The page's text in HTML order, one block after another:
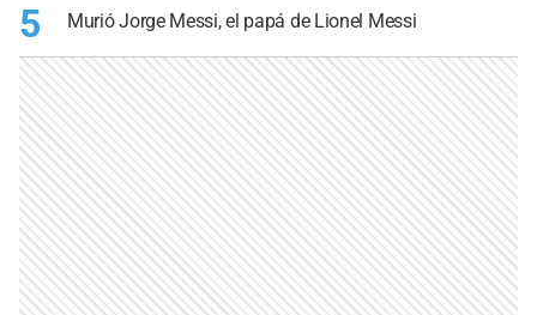
5 Murió Jorge Messi, el papá de Lionel Messi